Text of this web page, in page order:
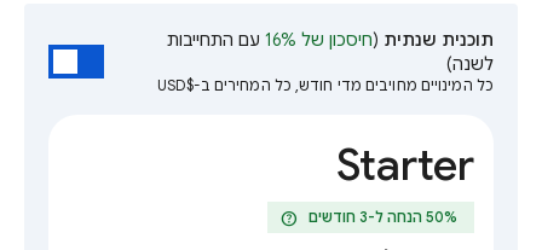
תוכנית שנתית (חיסכון של 16%
עם התחייבות
לשנה)
כל המינויים מחויבים מדי חודש, כל המחירים ב-$USD
Starter
help